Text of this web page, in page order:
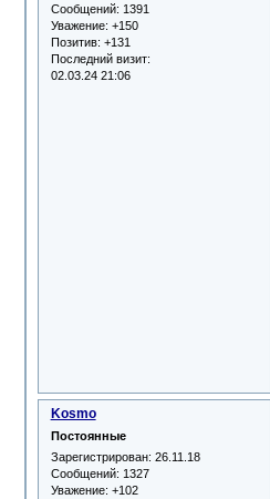
Сообщений: 1391
Уважение: +150
Позитив: +131
Последний визит:
02.03.24 21:06
Kosmo
Постоянные
Зарегистрирован: 26.11.18
Сообщений: 1327
Уважение: +102